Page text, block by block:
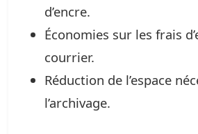
d’encre.
Économies sur les frais
courrier.
Réduction de l’espace
l’archivage.